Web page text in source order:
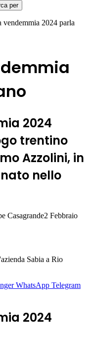
per
vendemmia 2024 parla
2024
trentino
Azzolini, in
nello
Casagrande2 Febbraio
Sabia a Rio
WhatsApp Telegram
2024